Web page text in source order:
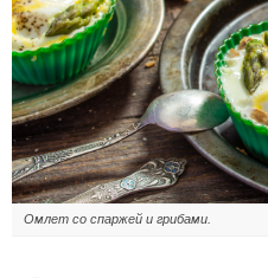
Омлет со спаржей и грибами.